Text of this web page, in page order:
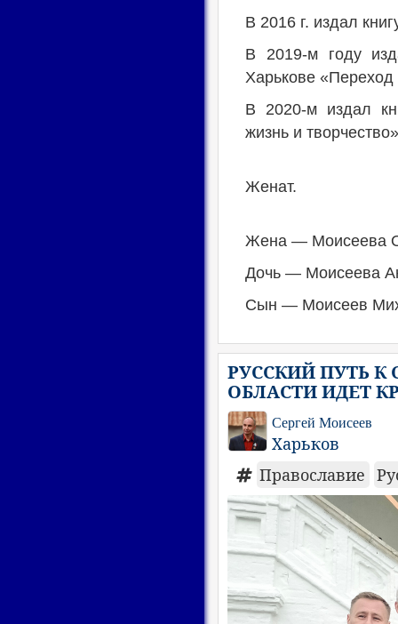
В 2016 г. издал
В 2019-м году
Харькове «Переход
В 2020-м издал
жизнь и творчество»
Женат.
Жена — Моисеева
Дочь — Моисеева
Сын — Моисеев
РУССКИЙ ПУТЬ
ОБЛАСТИ ИДЕТ
Сергей Моисеев
Харьков
Православие